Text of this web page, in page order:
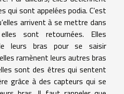
qui sont appelées podia. C’est
arrivent à se mettre dans
sont retournées. Elles
leurs bras pour se saisir
ramènent leurs autres bras
sont des êtres qui sentent
grâce à des capteurs qui se